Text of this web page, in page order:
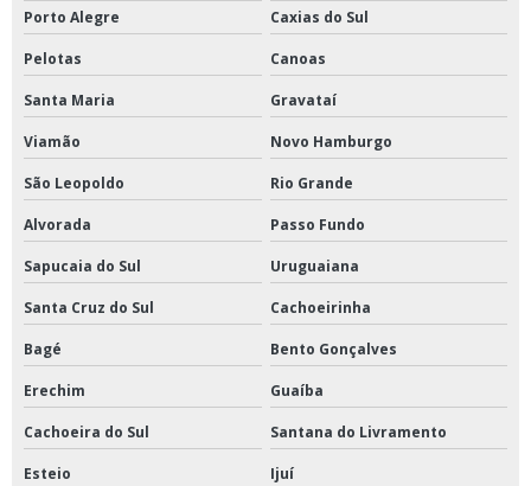
Porto Alegre
Caxias do Sul
Pelotas Canoas
Santa Maria Gravataí
Viamão Novo Hamburgo
São Leopoldo Rio Grande
Alvorada Passo Fundo
Sapucaia do Sul Uruguaiana
Santa Cruz do Sul Cachoeirinha
Bagé Bento Gonçalves
Erechim Guaíba
Cachoeira do Sul Santana do Livramento
Esteio Ijuí